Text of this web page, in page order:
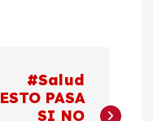
#Salud
ESTO PASA
SI NO